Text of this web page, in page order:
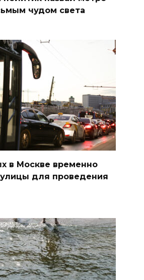
чудом света
в Москве временно
для проведения